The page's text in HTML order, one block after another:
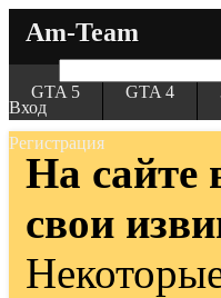
Am-Team
Вход
Регистрация
GTA 5 GTA 4
На сайте
свои